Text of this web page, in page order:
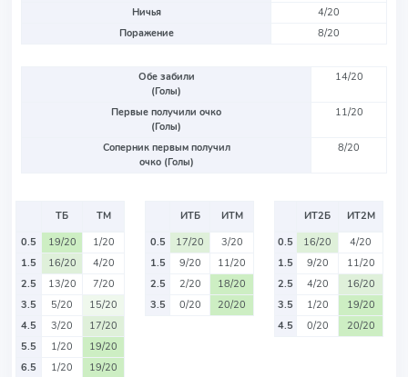
Ничья
4/20
Поражение
8/20
Обе забили
(Голы)
14/20
Первые получили очко
(Голы)
11/20
Соперник первым получил
очко (Голы)
8/20
ТБ
ТМ
0.5
19/20
1/20
1.5
16/20
4/20
2.5
13/20
7/20
3.5
5/20
15/20
4.5
3/20
17/20
5.5
1/20
19/20
6.5
1/20
19/20
ИТБ
ИТМ
0.5
17/20
3/20
1.5
9/20
11/20
2.5
2/20
18/20
3.5
0/20 20/20
ИТ2Б
ИТ2М
0.5
16/20
4/20
1.5
9/20
11/20
2.5
4/20
16/20
3.5
1/20
19/20
4.5
0/20 20/20